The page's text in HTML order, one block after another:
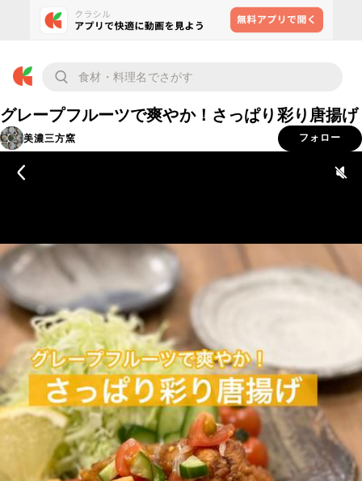
グレープフルーツで爽やか！さっぱり彩り唐揚げ
美濃三方窯 フォロー